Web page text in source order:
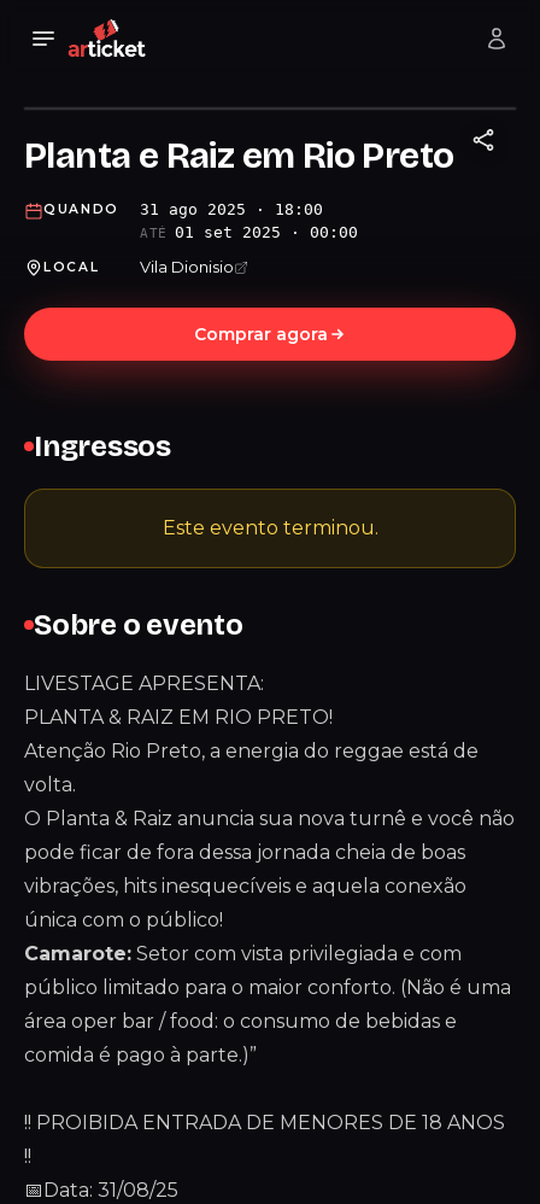
Planta e Raiz em Rio Preto
QUANDO 31 ago 2025 · 18:00
ATÉ 01 set 2025 · 00:00
LOCAL Vila Dionisio
Comprar agora
Sobre o evento
LIVESTAGE APRESENTA:
PLANTA & RAIZ EM RIO PRETO!
Atenção Rio Preto, a energia do reggae está de
volta.
O Planta & Raiz anuncia sua nova turnê e você não
pode ficar de fora dessa jornada cheia de boas
vibrações, hits inesquecíveis e aquela conexão
única com o público!
Camarote: Setor com vista privilegiada e com
público limitado para o maior conforto. (Não é uma
área oper bar / food: o consumo de bebidas e
comida é pago à parte.)”
!! PROIBIDA ENTRADA DE MENORES DE 18 ANOS
!!
📅Data: 31/08/25
Ingressos
Este evento terminou.